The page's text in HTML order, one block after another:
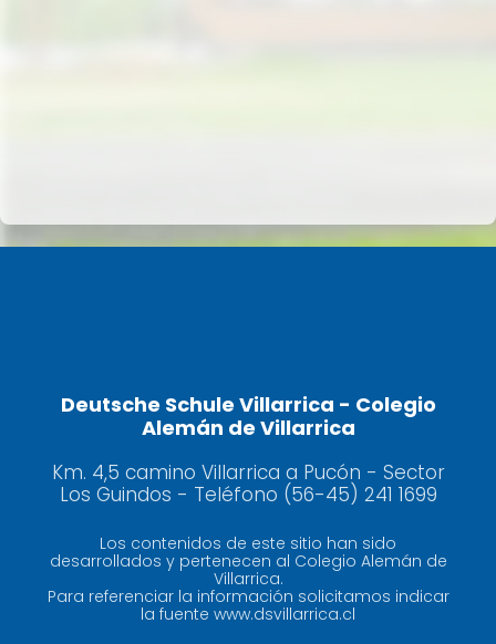
Deutsche Schule Villarrica - Colegio
Alemán de Villarrica
Km. 4,5 camino Villarrica a Pucón - Sector
Los Guindos - Teléfono (56-45) 241 1699
Los contenidos de este sitio han sido
desarrollados y pertenecen al Colegio Alemán de
Villarrica.
Para referenciar la información solicitamos indicar
la fuente www.dsvillarrica.cl